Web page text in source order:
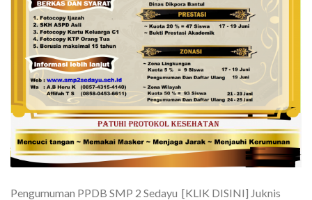
Pengumuman PPDB SMP 2 Sedayu [KLIK DISINI] Juknis